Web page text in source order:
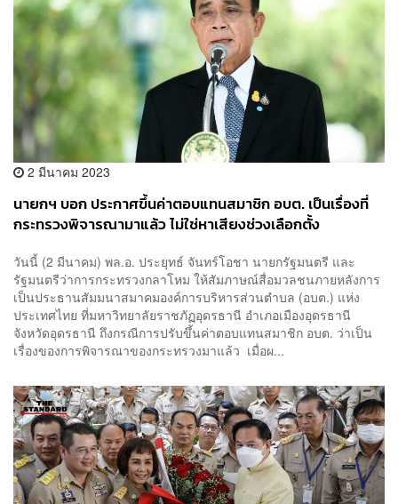
2 มีนาคม 2023
นายกฯ​ บอก​ ประกาศขึ้นค่าตอบแทนสมาชิก อบต. เป็นเรื่องที่
กระทรวงพิจารณามาแล้ว ไม่ใช่หาเสียงช่วงเลือกตั้ง​
วันนี้ (2 มีนาคม) พล.อ. ประยุทธ์​ จันทร์โอชา​ นายกรัฐมนตรี และ
รัฐมนตรีว่าการกระทรวงกลาโหม ให้สัมภาษณ์สื่อมวลชนภายหลังการ
เป็นประธานสัมมนาสมาคมองค์การบริหารส่วนตำบล (อบต.) แห่ง
ประเทศไทย ที่มหาวิทยาลัยราชภัฏอุดรธานี อำเภอเมืองอุดรธานี
จังหวัดอุดรธานี ถึงกรณีการปรับขึ้นค่าตอบแทนสมาชิก อบต. ว่าเป็น
เรื่องของการพิจารณาของกระทรวงมาแล้ว​ เมื่อผ...